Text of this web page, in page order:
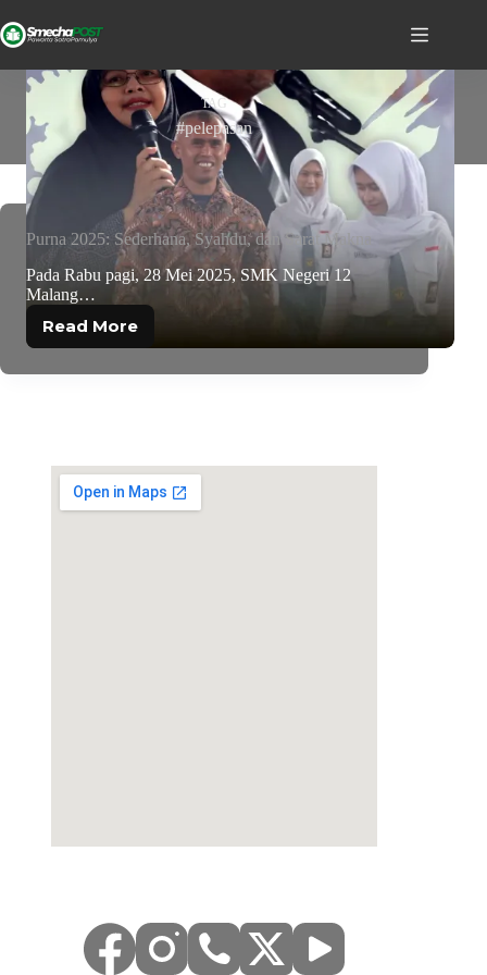
TAG
#pelepasan
Purna 2025: Sederhana, Syahdu, dan Sarat Makna
Pada Rabu pagi, 28 Mei 2025, SMK Negeri 12
Malang…
Read More